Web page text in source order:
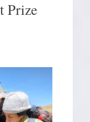
Prize